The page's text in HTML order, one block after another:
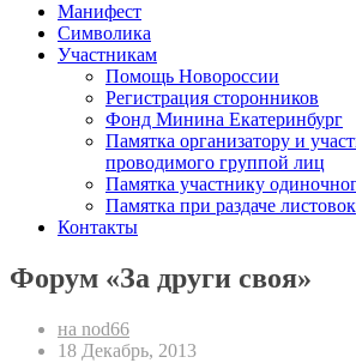
Манифест
Символика
Участникам
Помощь Новороссии
Регистрация сторонников
Фонд Минина Екатеринбург
Памятка организатору и
проводимого группой лиц
Памятка участнику
Памятка при раздаче листовок
Контакты
Форум «За други своя»
на nod66
18 Декабрь, 2013